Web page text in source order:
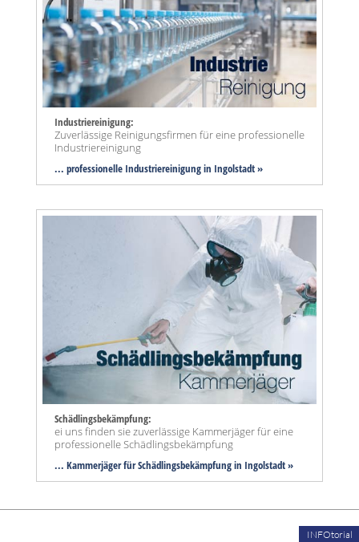
Industriereinigung:
Zuverlässige Reinigungsfirmen für eine professionelle
Industriereinigung
... professionelle Industriereinigung in Ingolstadt »
Schädlingsbekämpfung:
ei uns finden sie zuverlässige Kammerjäger für eine
professionelle Schädlingsbekämpfung
... Kammerjäger für Schädlingsbekämpfung in Ingolstadt »
INFOtorial